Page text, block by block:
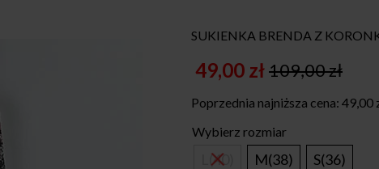
SUKIENKA BRENDA Z
109,00zł
Original
price
was:
109,00 zł.
49,00 zł
Current
price
is:
49,00 zł.
Poprzednia najniższa cena: 49,00
Wybierz rozmiar
L(40) M(38) S(36)